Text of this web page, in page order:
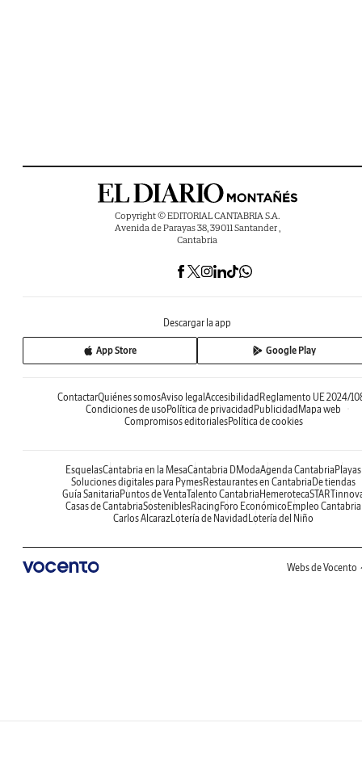
Copyright © EDITORIAL CANTABRIA S.A.
Avenida de Parayas 38, 39011 Santander ,
Cantabria
Descargar la app
App Store Google Play
ContactarQuiénes somosAviso legalAccesibilidadReglamento UE 2024/
Condiciones de usoPolítica de privacidadPublicidadMapa web
Compromisos editorialesPolítica de cookies
EsquelasCantabria en la MesaCantabria DModaAgenda CantabriaPlayas
Soluciones digitales para PymesRestaurantes en CantabriaDe tiendas
Guía SanitariaPuntos de VentaTalento CantabriaHemeroteca
Casas de CantabriaSosteniblesRacingForo EconómicoEmpleo Cantabria
Carlos AlcarazLotería de NavidadLotería del Niño
Webs de Vocento